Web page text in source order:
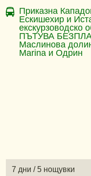
Приказна
Ескишехир и
ПЪТУВА
Маслинова
Marina и Одрин
7 дни / 5 нощувки